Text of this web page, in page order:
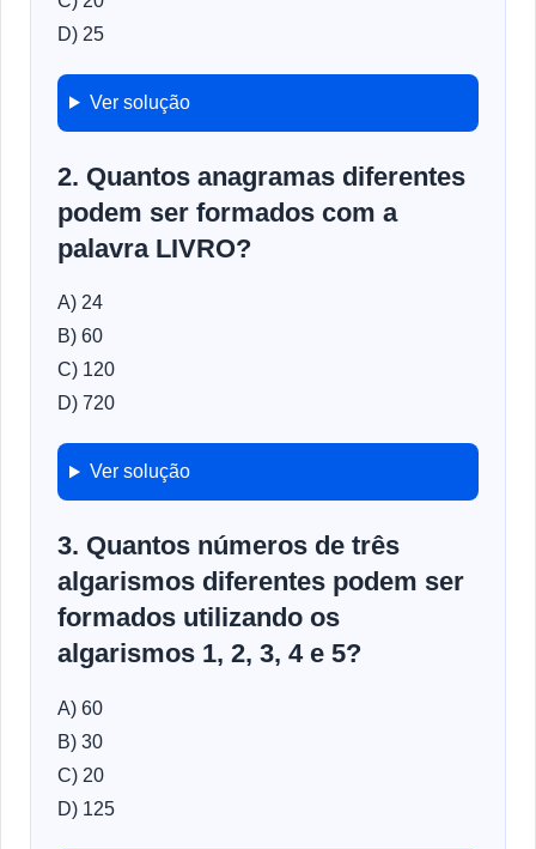
D) 25
Ver solução
2. Quantos anagramas diferentes
podem ser formados com a
palavra LIVRO?
A) 24
B) 60
C) 120
D) 720
Ver solução
3. Quantos números de três
algarismos diferentes podem ser
formados utilizando os
algarismos 1, 2, 3, 4 e 5?
A) 60
B) 30
C) 20
D) 125